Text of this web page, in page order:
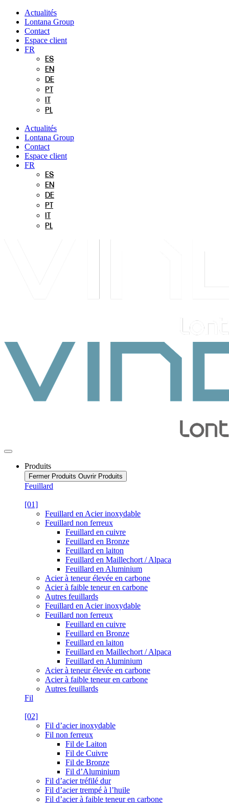
Aller
contenu
Actualités
Lontana Group
Contact
Espace client
FR
ES
EN
DE
PT
PL
Actualités
Lontana Group
Contact
Espace client
FR
ES
EN
DE
PT
PL
Produits
Fermer Produits Ouvrir Produits
Feuillard
[01]
Feuillard en Acier inoxydable
Feuillard non ferreux
Feuillard en cuivre
Feuillard en Bronze
Feuillard en laiton
Feuillard en Maillechort / Alpaca
Feuillard en Aluminium
Acier à teneur élevée en carbone
Acier à faible teneur en carbone
Autres feuillards
Feuillard en Acier inoxydable
Feuillard non ferreux
Feuillard en cuivre
Feuillard en Bronze
Feuillard en laiton
Feuillard en Maillechort / Alpaca
Feuillard en Aluminium
Acier à teneur élevée en carbone
Acier à faible teneur en carbone
Autres feuillards
Fil
[02]
Fil d’acier inoxydable
Fil non ferreux
Fil de Laiton
Fil de Cuivre
Fil de Bronze
Fil d’Aluminium
Fil d’acier tréfilé dur
Fil d’acier trempé à l’huile
Fil d’acier à faible teneur en carbone